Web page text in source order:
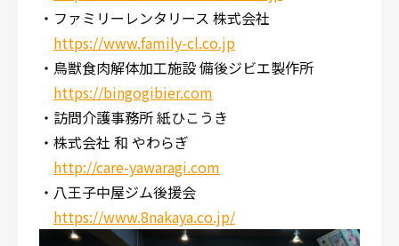
・ファミリーレンタリース 株式会社
https://www.family-cl.co.jp
・鳥獣食肉解体加工施設 備後ジビエ製作所
https://bingogibier.com
・訪問介護事務所 紙ひこうき
・株式会社 和 やわらぎ
http://care-yawaragi.com
・八王子中屋ジム後援会
https://www.8nakaya.co.jp/